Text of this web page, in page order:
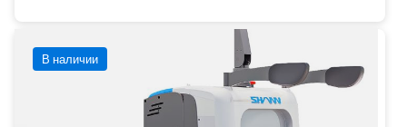
В наличии